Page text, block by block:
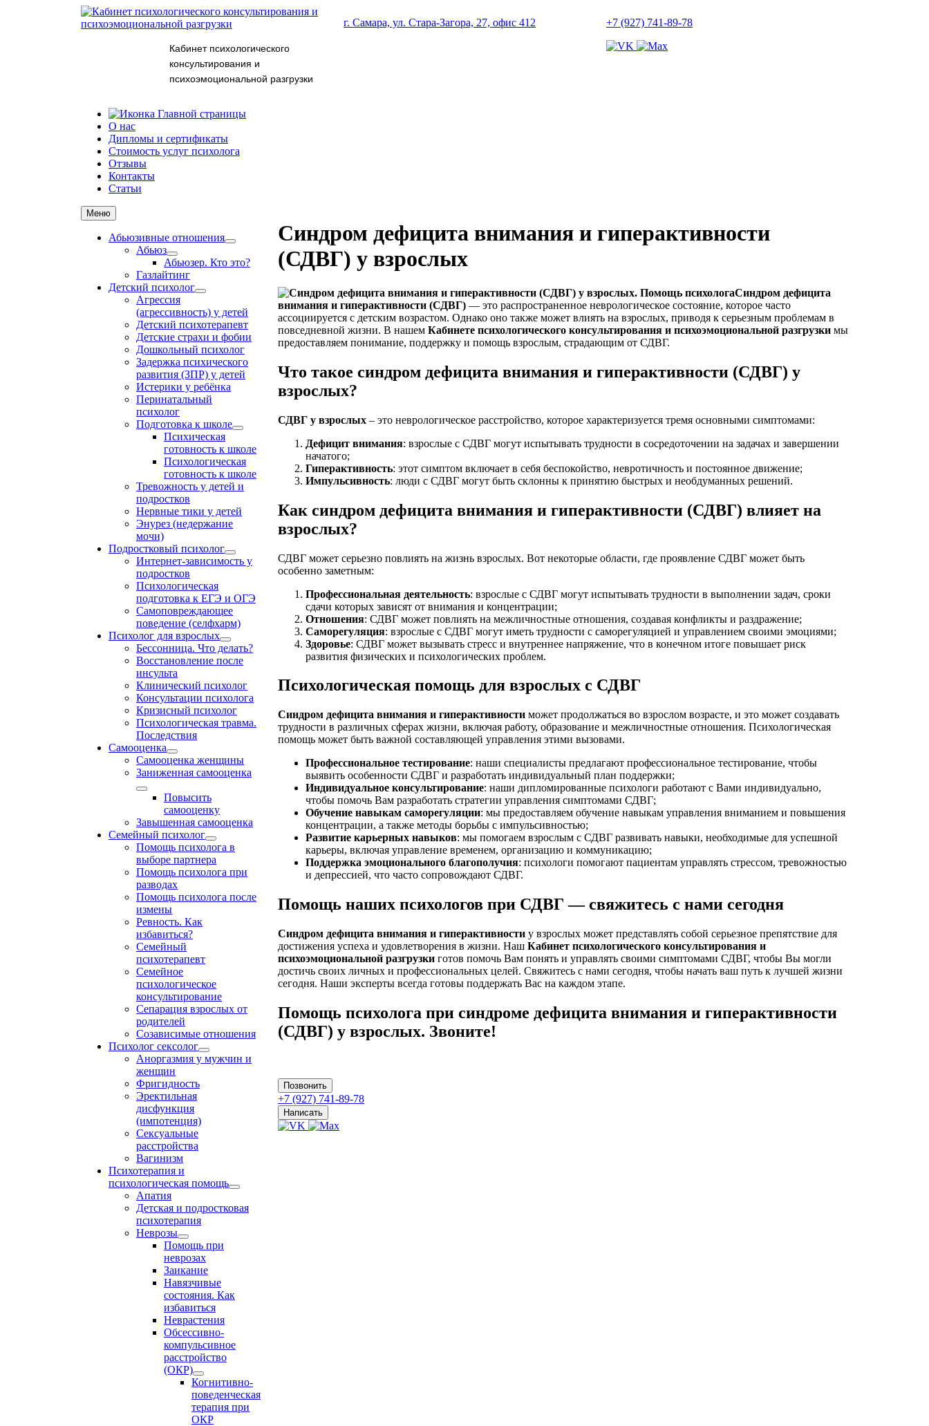
Кабинет психологического
консультирования и
психоэмоциональной разгрузки
г. Самара, ул. Стара-Загора, 27, офис 412 +7 (927) 741-89-78
Меню
Абьюзивные отношения
Абьюз
Абьюзер. Кто это?
Газлайтинг
Детский психолог
Агрессия
(агрессивность) у детей
Детский психотерапевт
Детские страхи и фобии
Дошкольный психолог
Задержка психического
развития (ЗПР) у детей
Истерики у ребёнка
Перинатальный
психолог
Подготовка к школе
Психическая
готовность к школе
Психологическая
готовность к школе
Тревожность у детей и
подростков
Нервные тики у детей
Энурез (недержание
мочи)
Подростковый психолог
Интернет-зависимость у
подростков
Психологическая
подготовка к ЕГЭ и ОГЭ
Самоповреждающее
поведение (селфхарм)
Психолог для взрослых
Бессонница. Что делать?
Восстановление после
инсульта
Клинический психолог
Консультации психолога
Кризисный психолог
Психологическая травма.
Последствия
Самооценка
Самооценка женщины
Заниженная самооценка
Повысить
самооценку
Завышенная самооценка
Семейный психолог
Помощь психолога в
выборе партнера
Помощь психолога при
разводах
Помощь психолога после
измены
Ревность. Как
избавиться?
Семейный
психотерапевт
Семейное
психологическое
консультирование
Сепарация взрослых от
родителей
Созависимые отношения
Психолог сексолог
Аноргазмия у мужчин и
женщин
Фригидность
Эректильная
дисфункция
(импотенция)
Сексуальные
расстройства
Вагинизм
Психотерапия и
психологическая помощь
Апатия
Детская и подростковая
психотерапия
Неврозы
Помощь при
неврозах
Заикание
Навязчивые
состояния. Как
избавиться
Неврастения
Обсессивно-
компульсивное
расстройство
(ОКР)
Когнитивно-
поведенческая
терапия при
ОКР
Синдром дефицита внимания и гиперактивности
(СДВГ) у взрослых
Синдром дефицита
внимания и гиперактивности (СДВГ) — это распространенное неврологическое состояние, которое часто
ассоциируется с детским возрастом. Однако оно также может влиять на взрослых, приводя к серьезным проблемам в
повседневной жизни. В нашем Кабинете психологического консультирования и психоэмоциональной разгрузки мы
предоставляем понимание, поддержку и помощь взрослым, страдающим от СДВГ.
Что такое синдром дефицита внимания и гиперактивности (СДВГ) у
взрослых?
СДВГ у взрослых – это неврологическое расстройство, которое характеризуется тремя основными симптомами:
Дефицит внимания: взрослые с СДВГ могут испытывать трудности в сосредоточении на задачах и завершении
начатого;
Гиперактивность: этот симптом включает в себя беспокойство, невротичность и постоянное движение;
Импульсивность: люди с СДВГ могут быть склонны к принятию быстрых и необдуманных решений.
Как синдром дефицита внимания и гиперактивности (СДВГ) влияет на
взрослых?
СДВГ может серьезно повлиять на жизнь взрослых. Вот некоторые области, где проявление СДВГ может быть
особенно заметным:
Профессиональная деятельность: взрослые с СДВГ могут испытывать трудности в выполнении задач, сроки
сдачи которых зависят от внимания и концентрации;
Отношения: СДВГ может повлиять на межличностные отношения, создавая конфликты и раздражение;
Саморегуляция: взрослые с СДВГ могут иметь трудности с саморегуляцией и управлением своими эмоциями;
Здоровье: СДВГ может вызывать стресс и внутреннее напряжение, что в конечном итоге повышает риск
развития физических и психологических проблем.
Психологическая помощь для взрослых с СДВГ
Синдром дефицита внимания и гиперактивности может продолжаться во взрослом возрасте, и это может создавать
трудности в различных сферах жизни, включая работу, образование и межличностные отношения. Психологическая
помощь может быть важной составляющей управления этими вызовами.
Профессиональное тестирование: наши специалисты предлагают профессиональное тестирование, чтобы
выявить особенности СДВГ и разработать индивидуальный план поддержки;
Индивидуальное консультирование: наши дипломированные психологи работают с Вами индивидуально,
чтобы помочь Вам разработать стратегии управления симптомами СДВГ;
Обучение навыкам саморегуляции: мы предоставляем обучение навыкам управления вниманием и повышения
концентрации, а также методы борьбы с импульсивностью;
Развитие карьерных навыков: мы помогаем взрослым с СДВГ развивать навыки, необходимые для успешной
карьеры, включая управление временем, организацию и коммуникацию;
Поддержка эмоционального благополучия: психологи помогают пациентам управлять стрессом, тревожностью
и депрессией, что часто сопровождают СДВГ.
Помощь наших психологов при СДВГ — свяжитесь с нами сегодня
Синдром дефицита внимания и гиперактивности у взрослых может представлять собой серьезное препятствие для
достижения успеха и удовлетворения в жизни. Наш Кабинет психологического консультирования и
психоэмоциональной разгрузки готов помочь Вам понять и управлять своими симптомами СДВГ, чтобы Вы могли
достичь своих личных и профессиональных целей. Свяжитесь с нами сегодня, чтобы начать ваш путь к лучшей жизни
сегодня. Наши эксперты всегда готовы поддержать Вас на каждом этапе.
Помощь психолога при синдроме дефицита внимания и гиперактивности
(СДВГ) у взрослых. Звоните!
Позвонить
+7 (927) 741-89-78
Написать
О нас
Дипломы и сертификаты
Стоимость услуг психолога
Отзывы
Контакты
Статьи